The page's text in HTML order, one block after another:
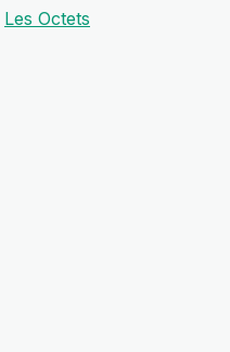
Les Octets